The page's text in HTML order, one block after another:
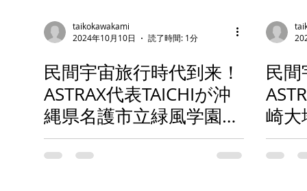
taikokawakami
2024年10月10日
読了時間: 1分
民間宇宙旅行時代到来！
ASTRAX代表TAICHIが沖
縄県名護市立緑風学園で
「夢の宇宙旅行時代の到
来！緑風学園から宇宙
民
崎大
立大
宙旅